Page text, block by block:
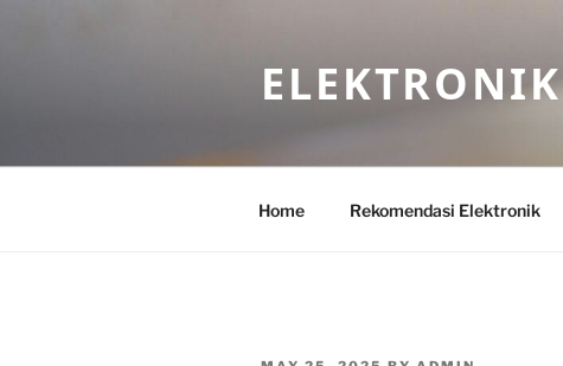
ELEKTRONIK
Home Rekomendasi Elektronik